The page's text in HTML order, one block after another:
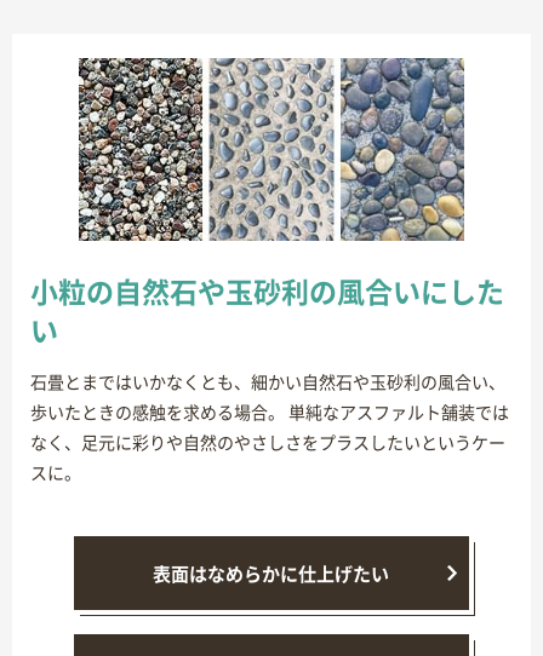
小粒の自然石や玉砂利の風合いにした
い
石畳とまではいかなくとも、細かい自然石や玉砂利の風合い、
歩いたときの感触を求める場合。 単純なアスファルト舗装では
なく、足元に彩りや自然のやさしさをプラスしたいというケー
スに。
表面はなめらかに仕上げたい